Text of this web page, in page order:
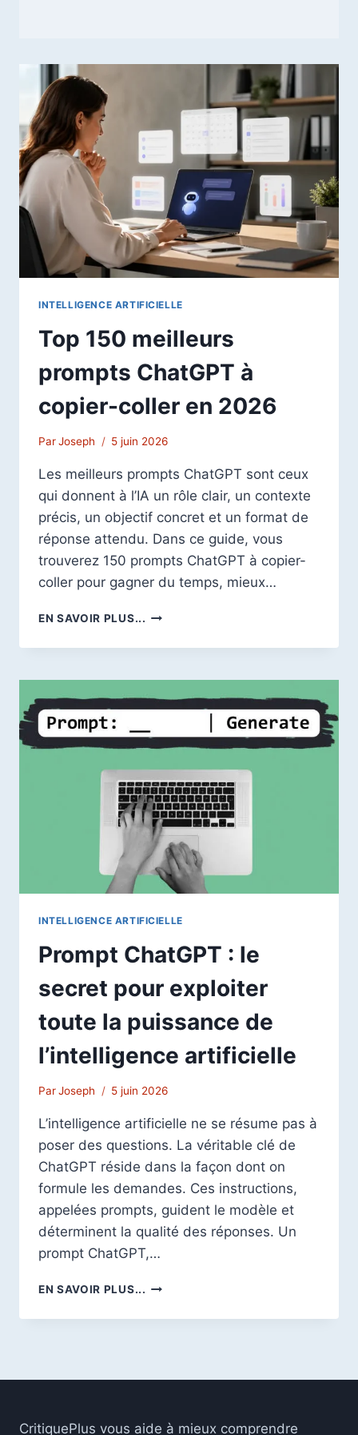
INTELLIGENCE ARTIFICIELLE
Top 150 meilleurs
prompts ChatGPT à
copier-coller en 2026
ParJoseph 5 juin 2026
Les meilleurs prompts ChatGPT sont ceux
qui donnent à l’IA un rôle clair, un contexte
précis, un objectif concret et un format de
réponse attendu. Dans ce guide, vous
trouverez 150 prompts ChatGPT à copier-
coller pour gagner du temps, mieux…
EN SAVOIR PLUS... TOP
MEILLEURS
CHATGPT
À
COLLER
EN
INTELLIGENCE ARTIFICIELLE
Prompt ChatGPT : le
secret pour exploiter
toute la puissance de
l’intelligence artificielle
ParJoseph 5 juin 2026
L’intelligence artificielle ne se résume pas à
poser des questions. La véritable clé de
ChatGPT réside dans la façon dont on
formule les demandes. Ces instructions,
appelées prompts, guident le modèle et
déterminent la qualité des réponses. Un
prompt ChatGPT,…
EN SAVOIR PLUS... PROMPT
:
LA
CritiquePlus vous aide à mieux comprendre